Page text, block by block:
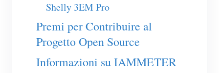
Applicazioni
Monitor energetico per sistema solare FV
Monitor del consumo elettrico
Negozio
Shelly 3EM Pro
Premi per Contribuire al
Progetto Open Source
Informazioni su IAMMETER